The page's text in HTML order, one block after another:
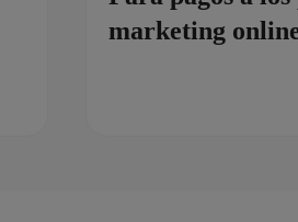
marketing